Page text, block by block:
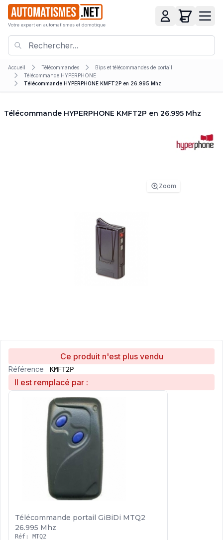
Votre expert en automatismes et domotique
Accueil Télécommandes
Bips et télécommandes de portail
Télécommande HYPERPHONE
Télécommande HYPERPHONE KMFT2P en 26.995 Mhz
Télécommande HYPERPHONE KMFT2P en 26.995 Mhz
Zoom
Ce produit n'est plus vendu
Référence KMFT2P
Il est remplacé par :
Télécommande portail GiBiDi MTQ2
26.995 Mhz
Réf: MTQ2